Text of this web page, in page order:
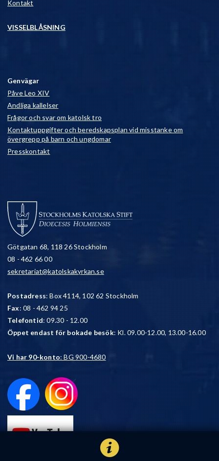
Kontakt
VISSELBLÅSNING
Genvägar
Påve Leo XIV
Andliga kallelser
Frågor och svar om katolsk tro
Kontaktuppgifter och beredskapsplan vid misstanke om
övergrepp på barn och ungdomar
Presskontakt
Götgatan 68, 118 26 Stockholm
08 - 462 66 00
sekretariat@katolskakyrkan.se
Postadress: Box 4114, 102 62 Stockholm
Fax: 08 - 462 94 25
Telefontid: 09.30 - 12.00
Öppet endast för bokade besök: Kl. 09.00-12.00, 13.00-16.00
Vi har 90-konto: BG 900-4680